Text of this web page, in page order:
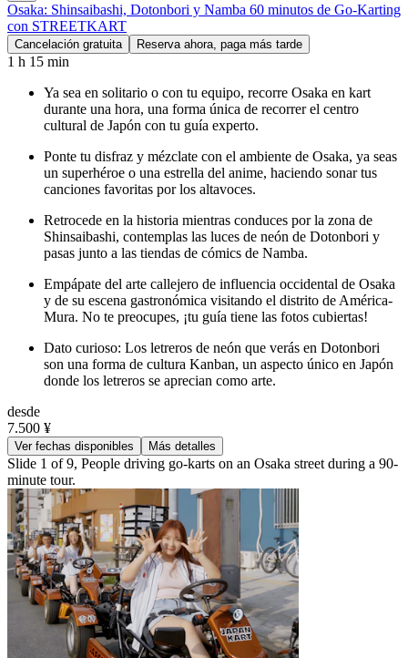
Osaka: Shinsaibashi, Dotonbori y Namba 60 minutos de Go-Karting
con STREETKART
Cancelación gratuita Reserva ahora, paga más tarde
1 h 15 min
Ya sea en solitario o con tu equipo, recorre Osaka en kart
durante una hora, una forma única de recorrer el centro
cultural de Japón con tu guía experto.
Ponte tu disfraz y mézclate con el ambiente de Osaka, ya seas
un superhéroe o una estrella del anime, haciendo sonar tus
canciones favoritas por los altavoces.
Retrocede en la historia mientras conduces por la zona de
Shinsaibashi, contemplas las luces de neón de Dotonbori y
pasas junto a las tiendas de cómics de Namba.
Empápate del arte callejero de influencia occidental de Osaka
y de su escena gastronómica visitando el distrito de América-
Mura. No te preocupes, ¡tu guía tiene las fotos cubiertas!
Dato curioso: Los letreros de neón que verás en Dotonbori
son una forma de cultura Kanban, un aspecto único en Japón
donde los letreros se aprecian como arte.
desde
7.500 ¥
Ver fechas disponibles Más detalles
Slide 1 of 9, People driving go-karts on an Osaka street during a 90-
minute tour.